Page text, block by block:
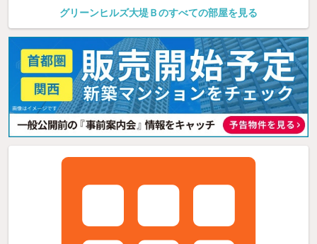
グリーンヒルズ大堤Ｂのすべての部屋を見る